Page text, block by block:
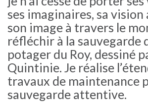
ses imaginaires, sa
son image à travers le
réfléchir à la sauvegarde
potager du Roy, dessiné
Quintinie. Je réalise
travaux de maintenance
sauvegarde attentive.